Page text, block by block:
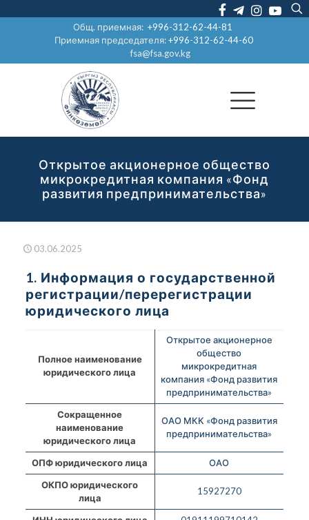
Общ. приемная:+996-312-62-44-81
Приемная председателя:+996-312-62-44-60
fsa@fsa.gov.kg
Открытое акционерное общество
микрокредитная компания «Фонд
развития предпринимательства»
03.06.2025
1. Информация о государственной
регистрации/перерегистрации
юридического лица
Полное наименование
юридического лица
Открытое акционерное
общество
микрокредитная
компания «Фонд развития
предпринимательства»
Сокращенное
наименование
юридического лица
ОАО МКК «Фонд развития
предпринимательства»
ОПФ юридического лица
ОАО
ОКПО юридического
лица
15927270